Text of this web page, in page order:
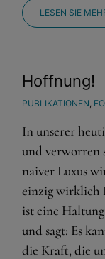
LESEN SIE
Hoffnung!
PUBLIKATIONEN,
In unserer
und verworren
naiver Luxus
einzig wirklich
ist eine
und sagt: Es
die Kraft, die